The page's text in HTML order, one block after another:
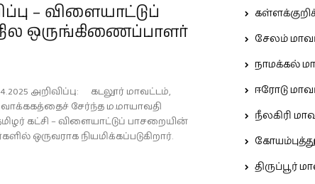
– விளையாட்டுப்
ஒருங்கிணைப்பாளர்
அறிவிப்பு: கடலூர் மாவட்டம்,
வாக்ககத்தைச் சேர்ந்த ம.மாயாவதி
கட்சி – விளையாட்டுப் பாசறையின்
ஒருவராக நியமிக்கப்படுகிறார்.
சேலம்
நாமக்கல்
ஈரோடு
நீலகிரி
திருப்பூர்